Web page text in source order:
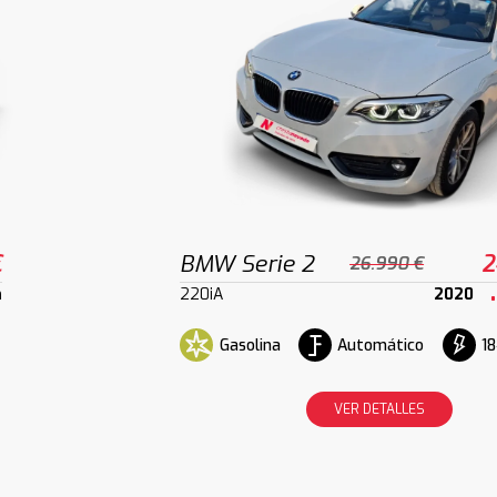
BMW Serie 2 26.990 €
220iA 2020
Gasolina Automático
VER DETALLES